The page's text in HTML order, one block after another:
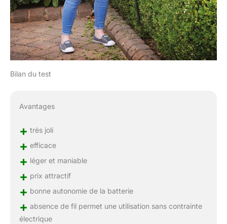
Bilan du test
Avantages
+ très joli
+ efficace
+ léger et maniable
+ prix attractif
+ bonne autonomie de la batterie
+ absence de fil permet une utilisation sans contrainte
électrique